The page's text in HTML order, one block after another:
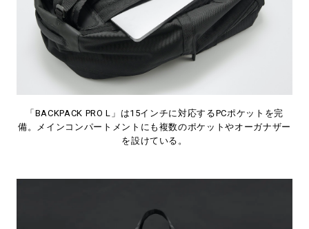
「BACKPACK PRO L」は15インチに対応するPCポケットを完
備。メインコンパートメントにも複数のポケットやオーガナザー
を設けている。